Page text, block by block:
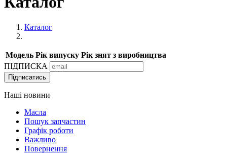
Каталог
Модель Рік випуску Рік знят з виробництва
ПІДПИСКА
Підписатись
Наші новини
Масла
Пошук запчастин
Графік роботи
Важливо
Повернення